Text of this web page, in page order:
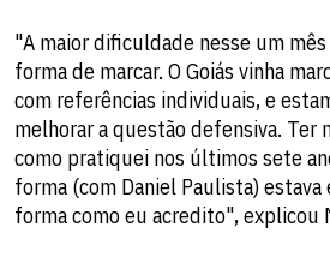
"A maior dificuldade nesse um
forma de marcar. O Goiás vinha
com referências individuais, e
melhorar a questão defensiva. Ter
como pratiquei nos últimos sete
forma (com Daniel Paulista) estava
forma como eu acredito", explicou